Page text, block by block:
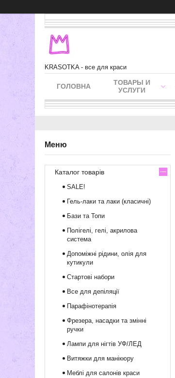
KRASOTKA - все для краси
ГОЛОВНА
ТОВАРЫ И
УСЛУГИ
Каталог товарів
SALE!
Гель-лаки та лаки (класичні)
Бази та Топи
Полігелі, гелі, акрилова
система
Допоміжні рідини, олія для
кутикули
Стартові набори
Все для депіляції
Парафінотерапія
Фрезера, насадки та змінні
ручки
Лампи для нігтів УФ/ЛЕД
Витяжки для манікюру
Меблі для салонів краси